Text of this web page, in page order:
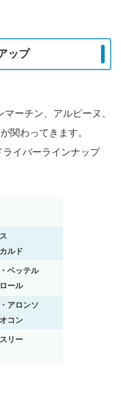
ップ
ーチン、アルピーヌ、
関わってきます。
イバーラインナップ
ルド
ベッテル
ール
アロンソ
コン
リー